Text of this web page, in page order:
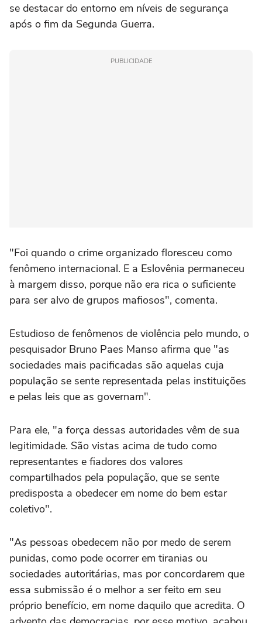
se destacar do entorno em níveis de segurança
após o fim da Segunda Guerra.
PUBLICIDADE
"Foi quando o crime organizado floresceu como
fenômeno internacional. E a Eslovênia permaneceu
à margem disso, porque não era rica o suficiente
para ser alvo de grupos mafiosos", comenta.
Estudioso de fenômenos de violência pelo mundo, o
pesquisador Bruno Paes Manso afirma que "as
sociedades mais pacificadas são aquelas cuja
população se sente representada pelas instituições
e pelas leis que as governam".
Para ele, "a força dessas autoridades vêm de sua
legitimidade. São vistas acima de tudo como
representantes e fiadores dos valores
compartilhados pela população, que se sente
predisposta a obedecer em nome do bem estar
coletivo".
"As pessoas obedecem não por medo de serem
punidas, como pode ocorrer em tiranias ou
sociedades autoritárias, mas por concordarem que
essa submissão é o melhor a ser feito em seu
próprio benefício, em nome daquilo que acredita. O